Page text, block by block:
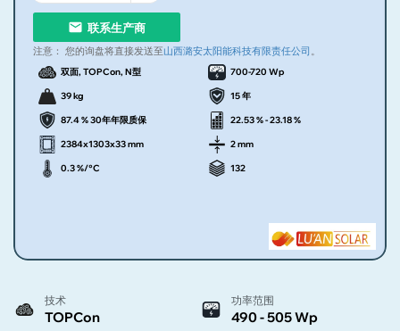
联系生产商
注意： 您的询盘将直接发送至山西潞安太阳能科技有限责任公司 。
双面, TOPCon, N型 700-720 Wp
39 kg 15 年
87.4 % 30年年限质保 22.53 % - 23.18 %
2384x1303x33 mm 2 mm
0.3 %/°C 132
技术
TOPCon
功率范围
490 - 505 Wp